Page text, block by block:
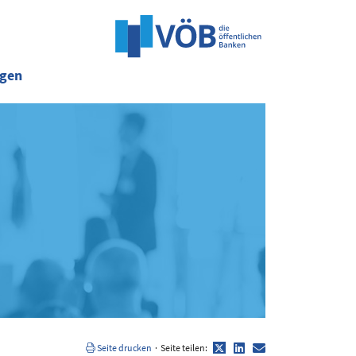
Seite drucken · Seite teilen: TwitterLinkedIn
E-